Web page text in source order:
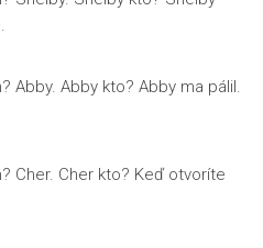
Abby. Abby kto? Abby ma pálil.
Cher. Cher kto? Keď otvoríte